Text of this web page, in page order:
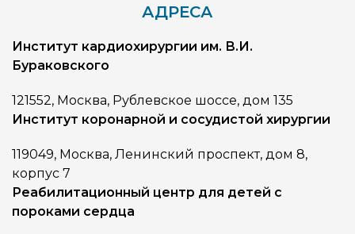
АДРЕСА
Институт кардиохирургии им. В.И.
Бураковского
121552, Москва, Рублевское шоссе, дом 135
Институт коронарной и сосудистой хирургии
119049, Москва, Ленинский проспект, дом 8,
корпус 7
Реабилитационный центр для детей с
пороками сердца